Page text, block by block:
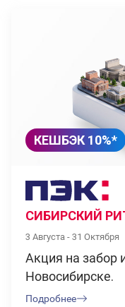
КЕШБЭК 10%*
СИБИРСКИЙ
3 Августа - 31 Октября
Акция на забор
Новосибирске.
Подробнее